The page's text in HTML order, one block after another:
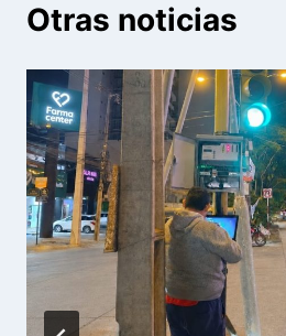
Otras noticias